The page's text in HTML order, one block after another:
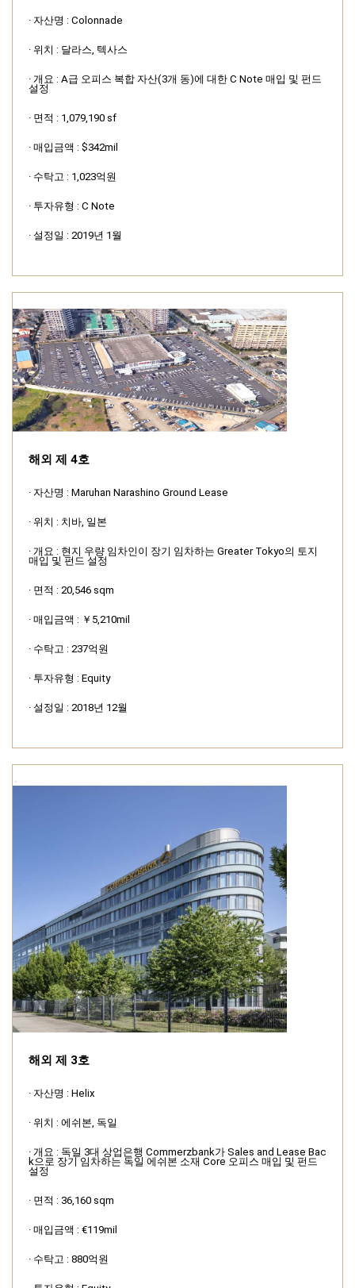
· 자산명 : Colonnade
· 위치 : 달라스, 텍사스
· 개요 : A급 오피스 복합 자산(3개 동)에 대한 C Note 매입 및 펀드
설정
· 면적 : 1,079,190 sf
· 매입금액 : $342mil
· 수탁고 : 1,023억원
· 투자유형 : C Note
· 설정일 : 2019년 1월
해외 제 4호
· 자산명 : Maruhan Narashino Ground Lease
· 위치 : 치바, 일본
· 개요 : 현지 우량 임차인이 장기 임차하는 Greater Tokyo의 토지
매입 및 펀드 설정
· 면적 : 20,546 sqm
· 매입금액 : ￥5,210mil
· 수탁고 : 237억원
· 투자유형 : Equity
· 설정일 : 2018년 12월
해외 제 3호
· 자산명 : Helix
· 위치 : 에쉬본, 독일
· 개요 : 독일 3대 상업은행 Commerzbank가 Sales and Lease Bac
k으로 장기 임차하는 독일 에쉬본 소재 Core 오피스 매입 및 펀드
설정
· 면적 : 36,160 sqm
· 매입금액 : €119mil
· 수탁고 : 880억원